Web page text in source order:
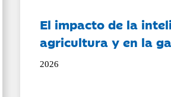
El impacto de la
agricultura y en la
2026